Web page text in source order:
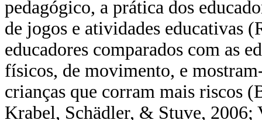
pedagógico, a prática dos
de jogos e atividades educativas
educadores comparados com as
físicos, de movimento, e
crianças que corram mais riscos
Krabel, Schädler, & Stuve, 2006;